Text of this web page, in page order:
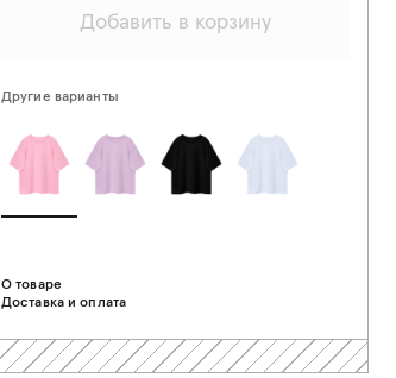
Добавить в корзину
Другие варианты
О товаре
Доставка и оплата